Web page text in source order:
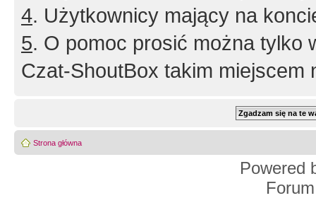
4. Użytkownicy mający na
5. O pomoc prosić można tylko
Czat-ShoutBox takim miejscem
Strona główna
Powered